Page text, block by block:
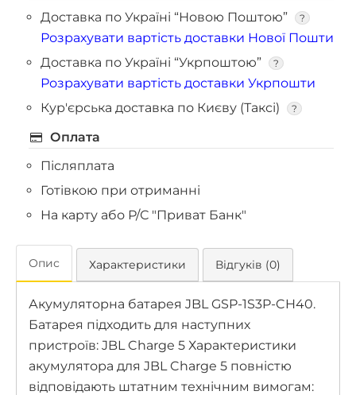
Доставка по Україні “Новою Поштою”
?
Розрахувати вартість доставки Нової Пошти
Доставка по Україні “Укрпоштою”
?
Розрахувати вартість доставки Укрпошти
Кур'єрська доставка по Києву (Таксі)
?
Оплата
Післяплата
Готівкою при отриманні
На карту або Р/С "Приват Банк"
Опис Характеристики Відгуків (0)
Акумуляторна батарея JBL GSP-1S3P-CH40.
Батарея підходить для наступних
пристроїв: JBL Charge 5 Характеристики
акумулятора для JBL Charge 5 повністю
відповідають штатним технічним вимогам: